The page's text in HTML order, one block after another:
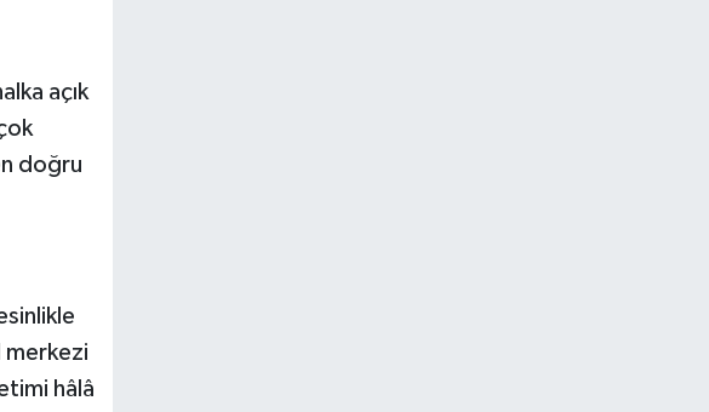
açık
doğru
merkezi
hâlâ